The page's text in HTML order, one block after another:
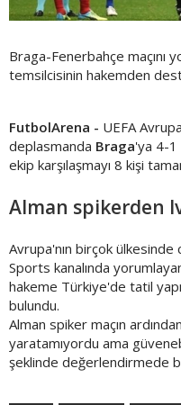
Braga-Fenerbahçe maçını
temsilcisinin hakemden
FutbolArena - UEFA
deplasmanda Braga'ya 4-1
ekip karşılaşmayı 8 kişi
Alman spikerden
Avrupa'nın birçok ülkesinde
Sports kanalında
hakeme Türkiye'de tatil
bulundu.
Alman spiker maçın
yaratamıyordu ama
şeklinde değerlendirmede